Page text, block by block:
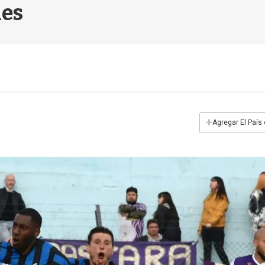
+Agregar El País